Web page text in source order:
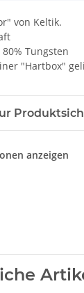
von Keltik.
Tungsten
"Hartbox"
anzeigen